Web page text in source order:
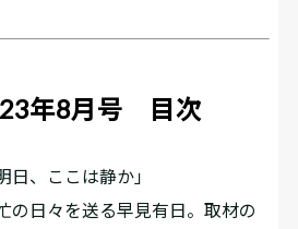
年8月号 目次
日、ここは静か」
の日々を送る早見有日。取材の